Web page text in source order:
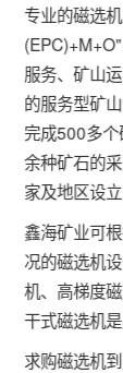
专业的磁选
服务、矿山
的服务型矿
完成500多
余种矿石的
家及地区设
鑫海矿业可
况的磁选机
机、高梯度
干式磁选机
求购磁选机